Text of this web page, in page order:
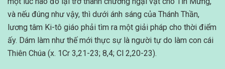
và nếu đúng như vậy, thì dưới ánh sáng của Thánh Thần,
lương tâm Ki-tô giáo phải tìm ra một giải pháp cho thời điểm
ấy. Dám làm như thế mới thực sự là người tự do làm con cái
Thiên Chúa (x. 1Cr 3,21-23; 8,4; Cl 2,20-23).